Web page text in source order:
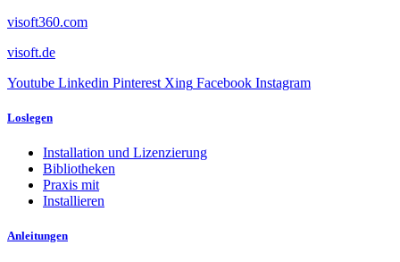
visoft360.com
visoft.de
Youtube Linkedin Pinterest Xing Facebook Instagram
Loslegen
Installation und Lizenzierung
Bibliotheken
Praxis mit
Installieren
Anleitungen